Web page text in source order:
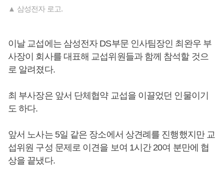
▲ 삼성전자 로고.
이날 교섭에는 삼성전자 DS부문 인사팀장인 최완우 부
사장이 회사를 대표해 교섭위원들과 함께 참석할 것으
로 알려졌다.
최 부사장은 앞서 단체협약 교섭을 이끌었던 인물이기
도 하다.
앞서 노사는 5일 같은 장소에서 상견례를 진행했지만 교
섭위원 구성 문제로 이견을 보여 1시간 20여 분만에 협
상을 끝냈다.